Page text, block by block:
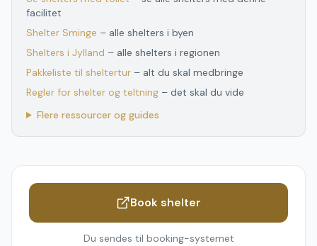
facilitet
Shelter Sminge – alle shelters i byen
Shelters i Jylland – alle shelters i regionen
Pakkeliste til sheltertur – alt du skal medbringe
Regler for shelter og teltning – det skal du vide
Flere ressourcer og guides
Book shelter
Du sendes til booking-systemet